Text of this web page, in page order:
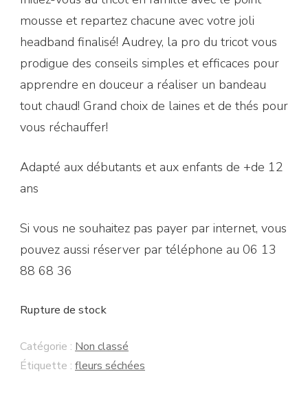
mousse et repartez chacune avec votre joli
headband finalisé! Audrey, la pro du tricot vous
prodigue des conseils simples et efficaces pour
apprendre en douceur a réaliser un bandeau
tout chaud! Grand choix de laines et de thés pour
vous réchauffer!
Adapté aux débutants et aux enfants de +de 12
ans
Si vous ne souhaitez pas payer par internet, vous
pouvez aussi réserver par téléphone au 06 13
88 68 36
Rupture de stock
Catégorie : Non classé
Étiquette : fleurs séchées